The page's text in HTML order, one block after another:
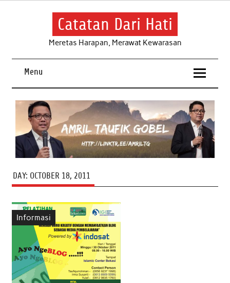
Skip
Catatan Dari Hati
Meretas Harapan, Merawat Kewarasan
Menu
DAY: OCTOBER 18, 2011
Informasi